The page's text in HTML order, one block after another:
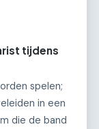
tijdens
spelen;
in een
die de band